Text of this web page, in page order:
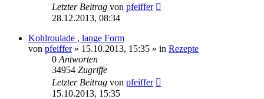
Letzter Beitrag von pfeiffer
28.12.2013, 08:34
Kohlroulade , lange Form
von pfeiffer» 15.10.2013, 15:35 » in Rezepte
0 Antworten
34954 Zugriffe
Letzter Beitrag von pfeiffer
15.10.2013, 15:35